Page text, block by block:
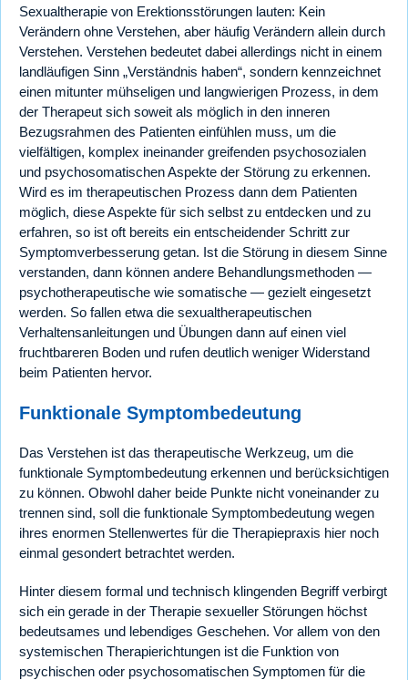
Sexualtherapie von Erektionsstörungen lauten: Kein
Verändern ohne Verstehen, aber häufig Verändern allein durch
Verstehen. Verstehen bedeutet dabei allerdings nicht in einem
landläufigen Sinn „Verständnis haben“, sondern kennzeichnet
einen mitunter mühseligen und langwierigen Prozess, in dem
der Therapeut sich soweit als möglich in den inneren
Bezugsrahmen des Patienten einfühlen muss, um die
vielfältigen, komplex ineinander greifenden psychosozialen
und psychosomatischen Aspekte der Störung zu erkennen.
Wird es im therapeutischen Prozess dann dem Patienten
möglich, diese Aspekte für sich selbst zu entdecken und zu
erfahren, so ist oft bereits ein entscheidender Schritt zur
Symptomverbesserung getan. Ist die Störung in diesem Sinne
verstanden, dann können andere Behandlungsmethoden —
psychotherapeutische wie somatische — gezielt eingesetzt
werden. So fallen etwa die sexualtherapeutischen
Verhaltensanleitungen und Übungen dann auf einen viel
fruchtbareren Boden und rufen deutlich weniger Widerstand
beim Patienten hervor.
Funktionale Symptombedeutung
Das Verstehen ist das therapeutische Werkzeug, um die
funktionale Symptombedeutung erkennen und berücksichtigen
zu können. Obwohl daher beide Punkte nicht voneinander zu
trennen sind, soll die funktionale Symptombedeutung wegen
ihres enormen Stellenwertes für die Therapiepraxis hier noch
einmal gesondert betrachtet werden.
Hinter diesem formal und technisch klingenden Begriff verbirgt
sich ein gerade in der Therapie sexueller Störungen höchst
bedeutsames und lebendiges Geschehen. Vor allem von den
systemischen Therapierichtungen ist die Funktion von
psychischen oder psychosomatischen Symptomen für die